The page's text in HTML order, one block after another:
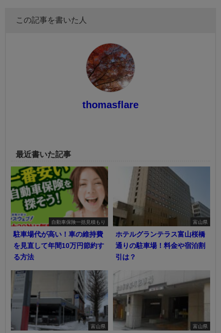
この記事を書いた人
thomasflare
最近書いた記事
自動車保険一括見積もり
駐車場代が高い！車の維持費
を見直して年間10万円節約す
る方法
富山県
ホテルグランテラス富山桜橋
通りの駐車場！料金や宿泊割
引は？
富山県 富山県